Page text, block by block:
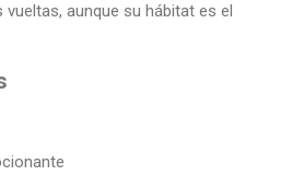
vueltas, aunque su hábitat es el